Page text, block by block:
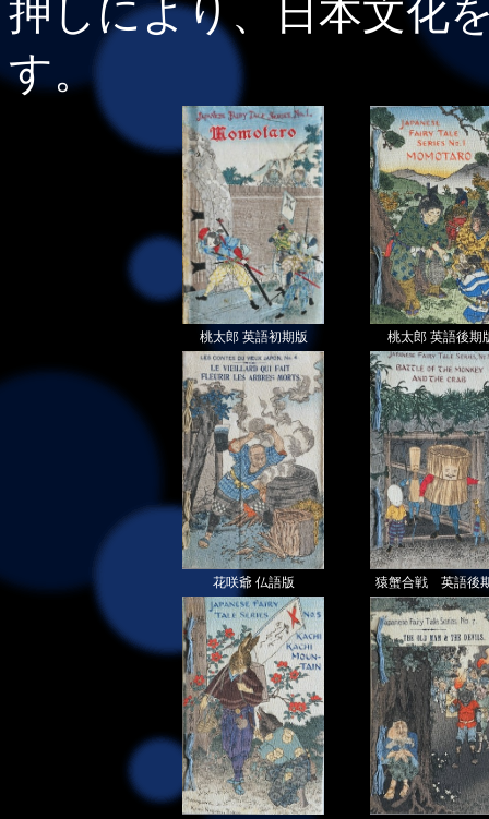
押しにより、日本文化
す。
桃太郎 英語初期版 桃太郎 英語後期
花咲爺 仏語版 猿蟹合戦 英語後